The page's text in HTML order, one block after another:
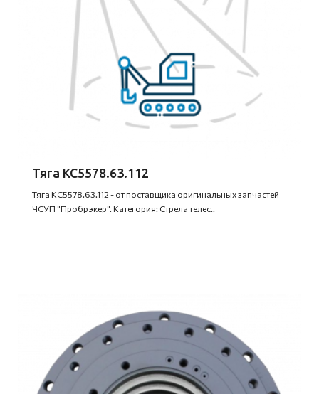
Тяга КС5578.63.112
Тяга КС5578.63.112 - от поставщика оригинальных запчастей
ЧСУП "Пробрэкер". Категория: Стрела телес..